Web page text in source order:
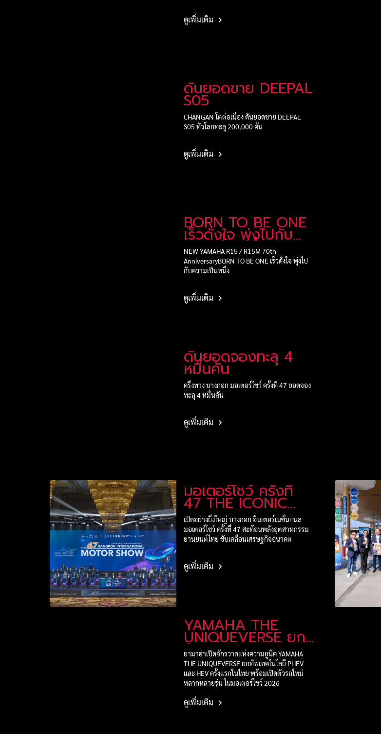
ดูเพิ่มเติม
ดันยอดขาย DEEPAL
S05
CHANGAN โตต่อเนื่อง ดันยอดขาย DEEPAL
S05 ทั่วโลกทะลุ 200,000 คัน
ดูเพิ่มเติม
BORN TO BE ONE
เร็วดั่งใจ พุ่งไปกับ
ความเป็นหนึ่ง
NEW YAMAHA R15 / R15M 70th
AnniversaryBORN TO BE ONE เร็วดั่งใจ พุ่งไป
กับความเป็นหนึ่ง
ดูเพิ่มเติม
ดันยอดจองทะลุ 4
หมื่นคัน
ครึ่งทาง บางกอก มอเตอร์โชว์ ครั้งที่ 47 ยอดจอง
ทะลุ 4 หมื่นคัน
ดูเพิ่มเติม
มอเตอร์โชว์ ครั้งที่
47 THE ICONIC
เปิดอย่างยิ่งใหญ่ บางกอก อินเตอร์เนชั่นแนล
มอเตอร์โชว์ ครั้งที่ 47 สะท้อนพลังอุตสาหกรรม
ยานยนต์ไทย ขับเคลื่อนเศรษฐกิจอนาคต
ดูเพิ่มเติม
YAMAHA THE
UNIQUEVERSE ยก
ทัพ PHEV และ HEV
ในมอเตอร์โชว์ 2026
ยามาฮ่าเปิดจักรวาลแห่งความยูนีค YAMAHA
THE UNIQUEVERSE ยกทัพเทคโนโลยี PHEV
และ HEV ครั้งแรกในไทย พร้อมเปิดตัวรถใหม่
หลากหลายรุ่น ในมอเตอร์โชว์ 2026
ดูเพิ่มเติม